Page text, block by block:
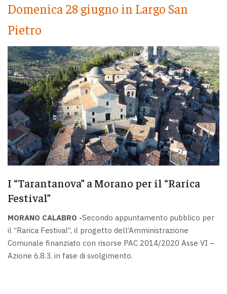
Domenica 28 giugno in Largo San
Pietro
I “Tarantanova” a Morano per il “Rarica
Festival”
MORANO CALABRO -Secondo appuntamento pubblico per
il “Rarica Festival”, il progetto dell’Amministrazione
Comunale finanziato con risorse PAC 2014/2020 Asse VI –
Azione 6.8.3. in fase di svolgimento.